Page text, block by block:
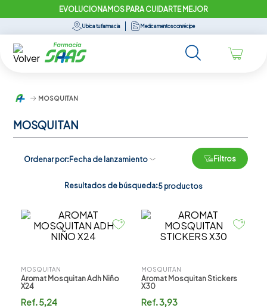
EVOLUCIONAMOS PARA CUIDARTE MEJOR
Ubica tu farmacia Medicamentos con récipe
MOSQUITAN
MOSQUITAN
Ordenar por Fecha de lanzamiento Filtros
Resultados de búsqueda:5 productos
MOSQUITAN
Aromat Mosquitan Adh Niño
X24
Ref.5,24
MOSQUITAN
Aromat Mosquitan Stickers
X30
Ref.3,93